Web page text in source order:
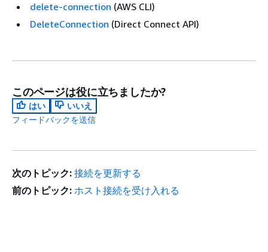
delete-connection (AWS CLI)
DeleteConnection (Direct Connect API)
このページは役に立ちましたか?
はい
いいえ
フィードバックを送信
次のトピック: 接続を更新する
前のトピック: ホスト接続を受け入れる